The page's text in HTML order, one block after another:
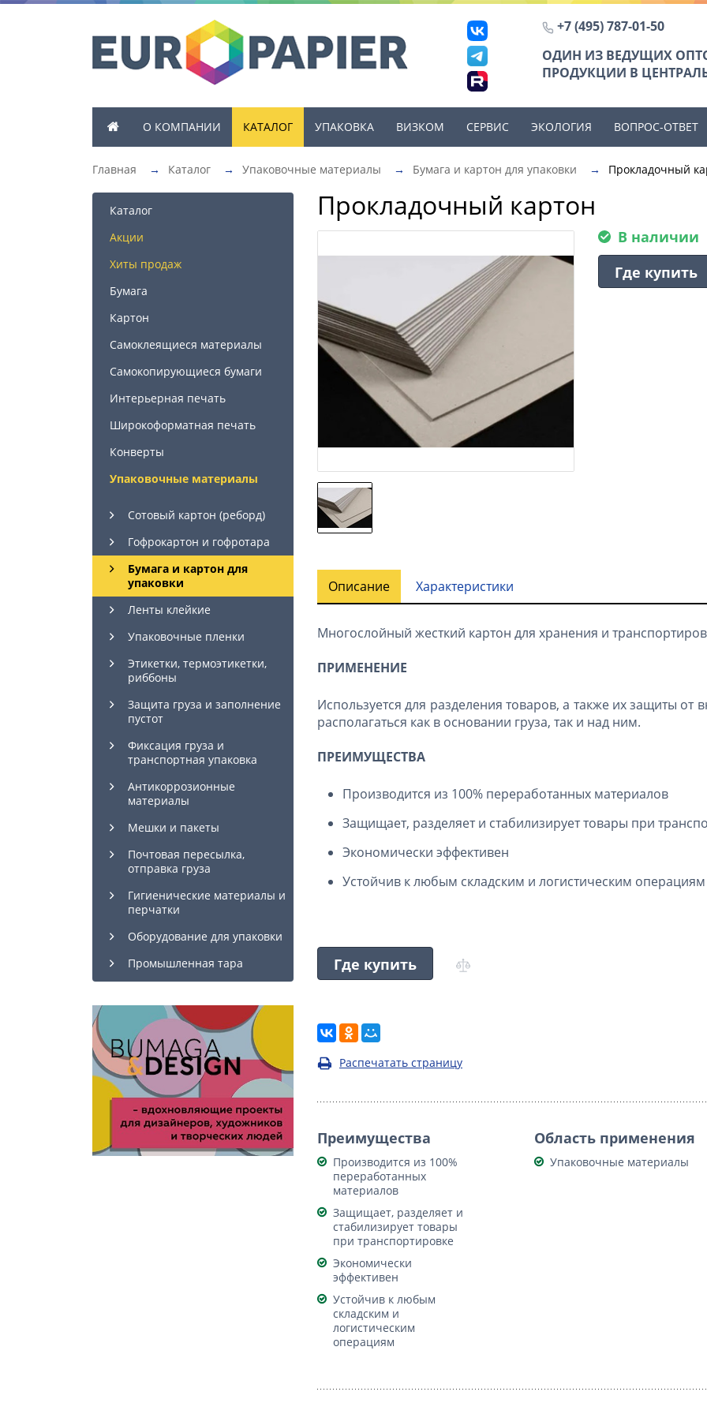
+7 (495) 787-01-50
ОДИН ИЗ ВЕДУЩИХ
ПРОДУКЦИИ В
О КОМПАНИИ КАТАЛОГ УПАКОВКА ВИЗКОМ СЕРВИС ЭКОЛОГИЯ ВОПРОС-ОТВЕТ
Главная → Каталог → Упаковочные материалы → Бумага и картон для упаковки → Прокладочный
Каталог
Акции
Хиты продаж
Бумага
Картон
Самоклеящиеся материалы
Самокопирующиеся бумаги
Интерьерная печать
Широкоформатная печать
Конверты
Упаковочные материалы
Сотовый картон (реборд)
Гофрокартон и гофротара
Бумага и картон для
упаковки
Ленты клейкие
Упаковочные пленки
Этикетки, термоэтикетки,
риббоны
Защита груза и заполнение
пустот
Фиксация груза и
транспортная упаковка
Антикоррозионные
материалы
Мешки и пакеты
Почтовая пересылка,
отправка груза
Гигиенические материалы и
перчатки
Оборудование для упаковки
Промышленная тара
Прокладочный картон
В наличии
Где купить
Описание Характеристики
Многослойный жесткий картон для хранения и
ПРИМЕНЕНИЕ
Используется для разделения товаров, а также их защиты
располагаться как в основании груза, так и над ним.
ПРЕИМУЩЕСТВА
Производится из 100% переработанных материалов
Защищает, разделяет и стабилизирует товары при
Экономически эффективен
Устойчив к любым складским и логистическим операциям
Где купить
Распечатать страницу
Преимущества
Производится из 100%
переработанных
материалов
Защищает, разделяет и
стабилизирует товары
при транспортировке
Экономически
эффективен
Устойчив к любым
складским и
логистическим
операциям
Область применения
Упаковочные материалы